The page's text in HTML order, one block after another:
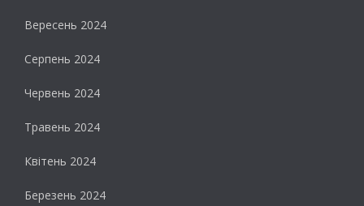
Вересень 2024
Серпень 2024
Червень 2024
Травень 2024
Квітень 2024
Березень 2024